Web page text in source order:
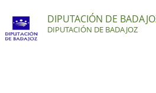
DIPUTACIÓN DE
DIPUTACIÓN DE BADAJOZ